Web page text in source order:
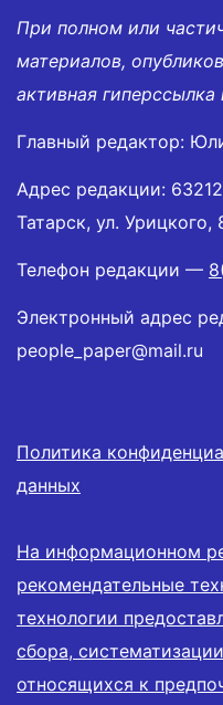
При полном или
материалов,
активная гиперссылка
Главный редактор:
Адрес редакции:
Татарск, ул. Урицкого,
Телефон редакции —
Электронный адрес
people_paper@mail.ru
Политика
данных
На информационном
рекомендательные
технологии
сбора,
относящихся к